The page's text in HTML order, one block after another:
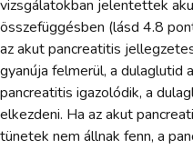
vizsgálatokban jelentettek
összefüggésben (lásd 4.8
az akut pancreatitis
gyanúja felmerül, a dulaglutid
pancreatitis igazolódik, a
elkezdeni. Ha az akut
tünetek nem állnak fenn, a